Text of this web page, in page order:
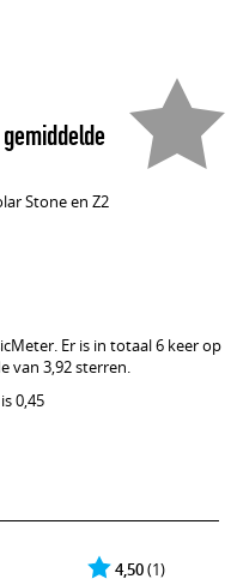
Stone en Z2
Er is in totaal 6 keer op
van 3,92 sterren.
0,45
4,50(1)